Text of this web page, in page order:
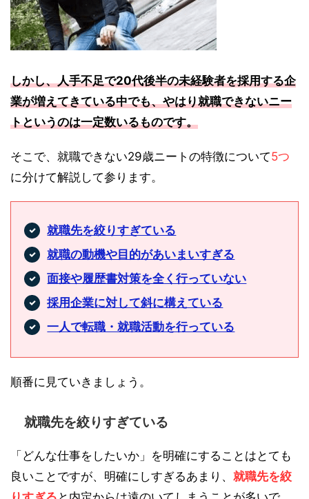
しかし、人手不足で20代後半の未経験者を採用する企
業が増えてきている中でも、やはり就職できないニー
トというのは一定数いるものです。
そこで、就職できない29歳ニートの特徴について5つ
に分けて解説して参ります。
就職先を絞りすぎている
就職の動機や目的があいまいすぎる
面接や履歴書対策を全く行っていない
採用企業に対して斜に構えている
一人で転職・就職活動を行っている
順番に見ていきましょう。
就職先を絞りすぎている
「どんな仕事をしたいか」を明確にすることはとても
良いことですが、明確にしすぎるあまり、 就職先を絞